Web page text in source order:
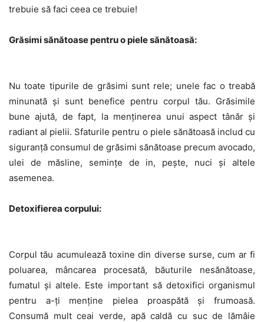
trebuie să faci ceea ce trebuie!
Grăsimi sănătoase pentru o piele sănătoasă:
Nu toate tipurile de grăsimi sunt rele; unele fac o treabă
minunată și sunt benefice pentru corpul tău. Grăsimile
bune ajută, de fapt, la menținerea unui aspect tânăr și
radiant al pielii. Sfaturile pentru o piele sănătoasă includ cu
siguranță consumul de grăsimi sănătoase precum avocado,
ulei de măsline, semințe de in, pește, nuci și altele
asemenea.
Detoxifierea corpului:
Corpul tău acumulează toxine din diverse surse, cum ar fi
poluarea, mâncarea procesată, băuturile nesănătoase,
fumatul și altele. Este important să detoxifici organismul
pentru a-ți menține pielea proaspătă și frumoasă.
Consumă mult ceai verde, apă caldă cu suc de lămâie